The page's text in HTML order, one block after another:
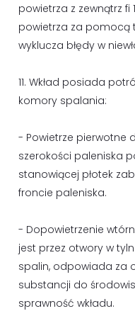
powietrza z zewnątrz
powietrza za pomocą
wyklucza błędy w
11. Wkład posiada
komory spalania:
- Powietrze pierwotne
szerokości paleniska
stanowiącej płotek
froncie paleniska.
- Dopowietrzenie
jest przez otwory w
spalin, odpowiada za
substancji do
sprawność wkładu.